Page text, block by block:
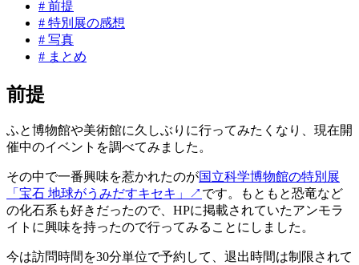
# 前提
# 特別展の感想
# 写真
# まとめ
前提
ふと博物館や美術館に久しぶりに行ってみたくなり、現在開
催中のイベントを調べてみました。
その中で一番興味を惹かれたのが国立科学博物館の特別展
「宝石 地球がうみだすキセキ」
↗ です。もともと恐竜など
の化石系も好きだったので、HPに掲載されていたアンモラ
イトに興味を持ったので行ってみることにしました。
今は訪問時間を30分単位で予約して、退出時間は制限されて